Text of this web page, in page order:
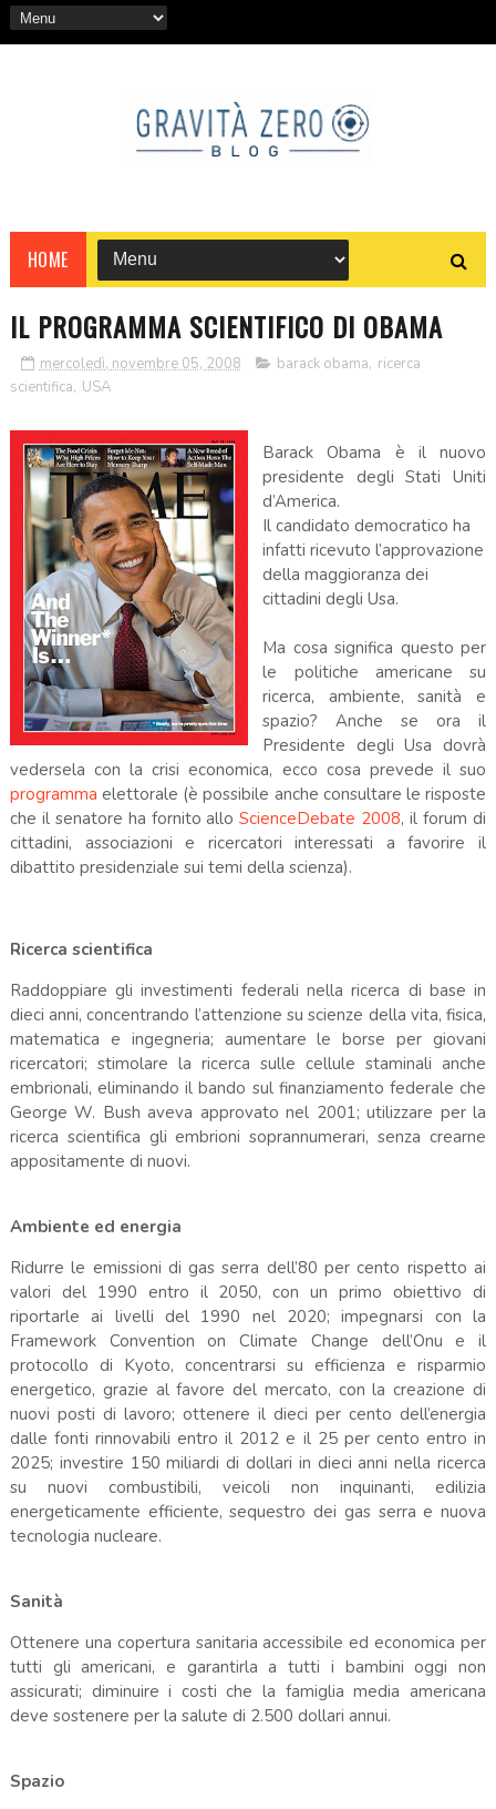
HOME
IL PROGRAMMA SCIENTIFICO DI OBAMA
mercoledì, novembre 05, 2008 barack obama, ricerca
scientifica, USA
Barack Obama è il nuovo
presidente degli Stati Uniti
d’America.
Il candidato democratico ha
infatti ricevuto l’approvazione
della maggioranza dei
cittadini degli Usa.
Ma cosa significa questo per
le politiche americane su
ricerca, ambiente, sanità e
spazio? Anche se ora il
Presidente degli Usa dovrà
vedersela con la crisi economica, ecco cosa prevede il suo
programmaelettorale (è possibile anche consultare le risposte
che il senatore ha fornito alloScienceDebate 2008, il forum di
cittadini, associazioni e ricercatori interessati a favorire il
dibattito presidenziale sui temi della scienza).
Ricerca scientifica
Raddoppiare gli investimenti federali nella ricerca di base in
dieci anni, concentrando l’attenzione su scienze della vita, fisica,
matematica e ingegneria; aumentare le borse per giovani
ricercatori; stimolare la ricerca sulle cellule staminali anche
embrionali, eliminando il bando sul finanziamento federale che
George W. Bush aveva approvato nel 2001; utilizzare per la
ricerca scientifica gli embrioni soprannumerari, senza crearne
appositamente di nuovi.
Ambiente ed energia
Ridurre le emissioni di gas serra dell’80 per cento rispetto ai
valori del 1990 entro il 2050, con un primo obiettivo di
riportarle ai livelli del 1990 nel 2020; impegnarsi con la
Framework Convention on Climate Change dell’Onu e il
protocollo di Kyoto, concentrarsi su efficienza e risparmio
energetico, grazie al favore del mercato, con la creazione di
nuovi posti di lavoro; ottenere il dieci per cento dell’energia
dalle fonti rinnovabili entro il 2012 e il 25 per cento entro in
2025; investire 150 miliardi di dollari in dieci anni nella ricerca
su nuovi combustibili, veicoli non inquinanti, edilizia
energeticamente efficiente, sequestro dei gas serra e nuova
tecnologia nucleare.
Sanità
Ottenere una copertura sanitaria accessibile ed economica per
tutti gli americani, e garantirla a tutti i bambini oggi non
assicurati; diminuire i costi che la famiglia media americana
deve sostenere per la salute di 2.500 dollari annui.
Spazio